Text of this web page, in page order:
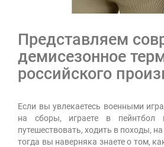
Представляем
демисезонное
российского
Если вы увлекаетесь военными
на сборы, играете в пейнтбол
путешествовать, ходить в походы,
тогда вы наверняка знаете о том,